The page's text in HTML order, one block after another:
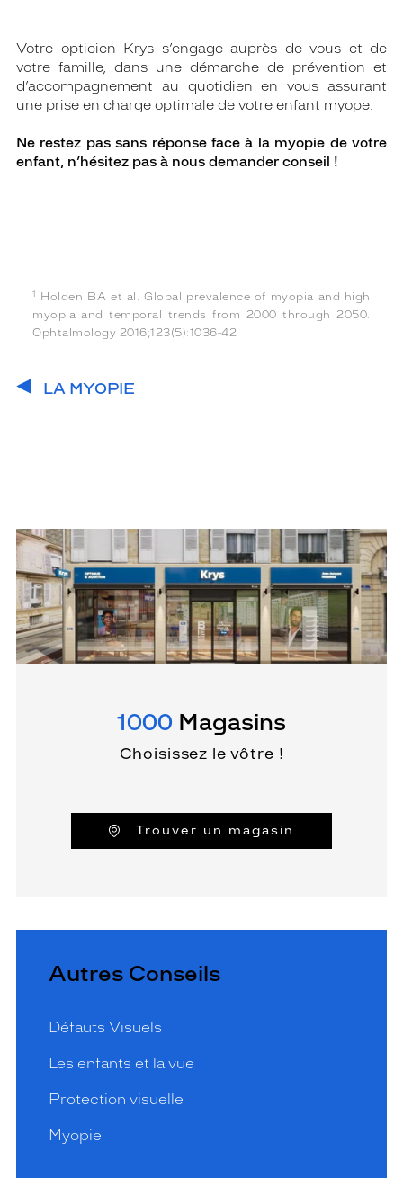
Votre opticien Krys s’engage auprès de vous et de
votre famille, dans une démarche de prévention et
d’accompagnement au quotidien en vous assurant
une prise en charge optimale de votre enfant myope.
Ne restez pas sans réponse face à la myopie de votre
enfant, n’hésitez pas à nous demander conseil !
1
Holden BA et al. Global prevalence of myopia and high
myopia and temporal trends from 2000 through 2050.
Ophtalmology 2016;123(5):1036-42
LA MYOPIE
1000 Magasins
Choisissez le vôtre !
Trouver un magasin
Autres Conseils
Défauts Visuels
Les enfants et la vue
Protection visuelle
Myopie